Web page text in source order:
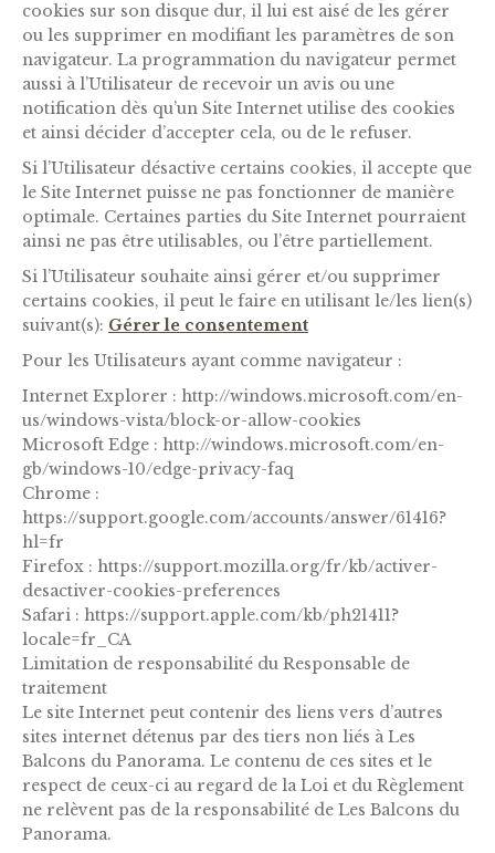
cookies sur son disque dur, il lui est aisé de les gérer
ou les supprimer en modifiant les paramètres de son
navigateur. La programmation du navigateur permet
aussi à l’Utilisateur de recevoir un avis ou une
notification dès qu’un Site Internet utilise des cookies
et ainsi décider d’accepter cela, ou de le refuser.
Si l’Utilisateur désactive certains cookies, il accepte que
le Site Internet puisse ne pas fonctionner de manière
optimale. Certaines parties du Site Internet pourraient
ainsi ne pas être utilisables, ou l’être partiellement.
Si l’Utilisateur souhaite ainsi gérer et/ou supprimer
certains cookies, il peut le faire en utilisant le/les lien(s)
suivant(s): Gérer le consentement
Pour les Utilisateurs ayant comme navigateur :
Internet Explorer : http://windows.microsoft.com/en-
us/windows-vista/block-or-allow-cookies
Microsoft Edge : http://windows.microsoft.com/en-
gb/windows-10/edge-privacy-faq
Chrome :
https://support.google.com/accounts/answer/61416?
hl=fr
Firefox : https://support.mozilla.org/fr/kb/activer-
desactiver-cookies-preferences
Safari : https://support.apple.com/kb/ph21411?
locale=fr_CA
Limitation de responsabilité du Responsable de
traitement
Le site Internet peut contenir des liens vers d’autres
sites internet détenus par des tiers non liés à Les
Balcons du Panorama. Le contenu de ces sites et le
respect de ceux-ci au regard de la Loi et du Règlement
ne relèvent pas de la responsabilité de Les Balcons du
Panorama.